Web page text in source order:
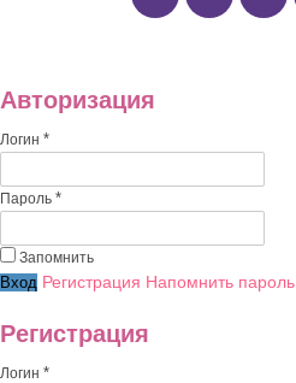
Авторизация
Логин *
Пароль *
Запомнить
Регистрация Напомнить пароль
Регистрация
Логин *